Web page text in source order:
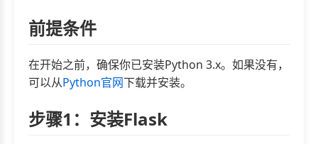
前提条件
在开始之前，确保你已安装Python 3.x。如果没有，
可以从Python官网下载并安装。
步骤1：安装Flask